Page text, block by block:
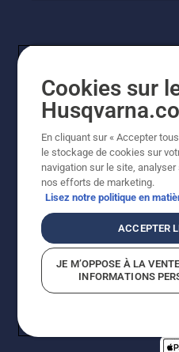
© Husqvarna AB (publ).
indiqués sont des prix de
indiqués sont des prix de
incluse), sauf si le produit
Politique relative aux
Signalement de
Cookies sur
En cliquant sur « Accepter
le stockage de cookies sur
navigation sur le site,
nos efforts de marketing.
Lisez notre politique en
ACCEPTER
JE M’OPPOSE À LA
INFORMATIONS